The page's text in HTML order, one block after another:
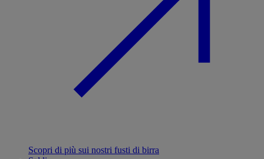
Scopri di più sui nostri fusti di birra